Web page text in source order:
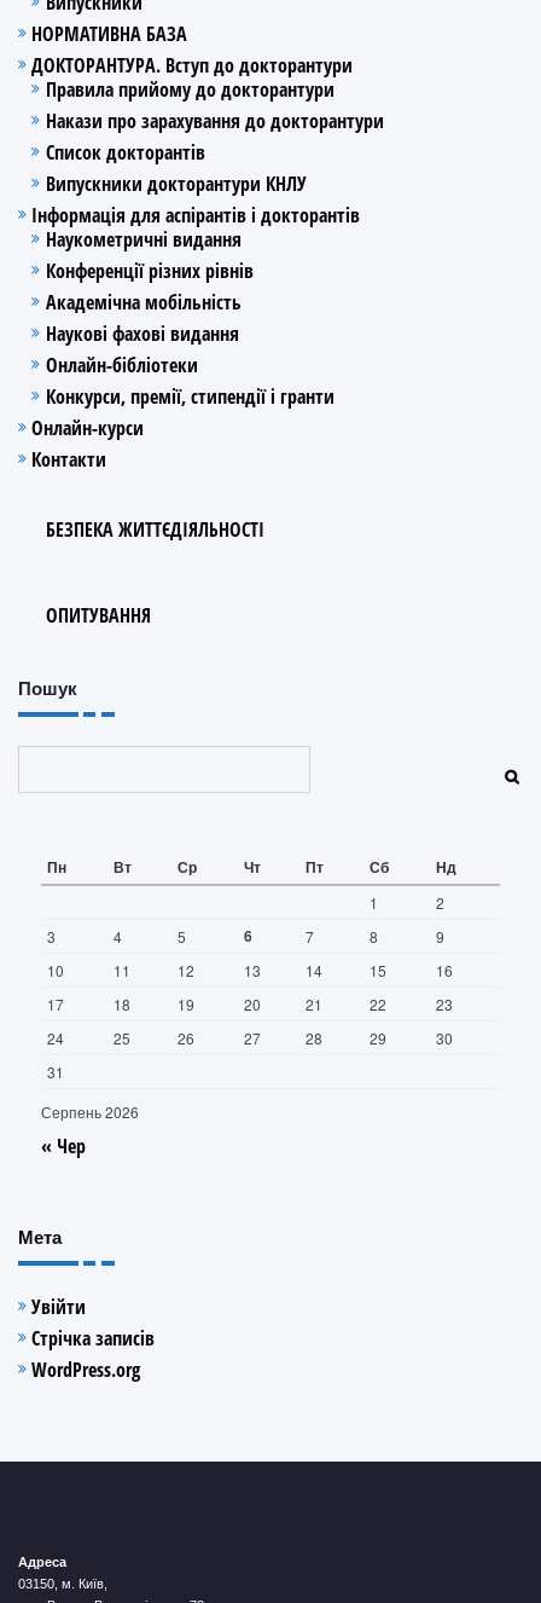
НОРМАТИВНА БАЗА
ДОКТОРАНТУРА. Вступ до докторантури
Правила прийому до докторантури
Накази про зарахування до докторантури
Список докторантів
Випускники докторантури КНЛУ
Інформація для аспірантів і докторантів
Наукометричні видання
Конференції різних рівнів
Академічна мобільність
Наукові фахові видання
Онлайн-бібліотеки
Конкурси, премії, стипендії і гранти
Онлайн-курси
Контакти
БЕЗПЕКА ЖИТТЄДІЯЛЬНОСТІ
ОПИТУВАННЯ
Пошук
Серпень 2026
Пн Вт Ср Чт Пт Сб Нд
1
2
3
4 5 6 7 8
9
10
11 12 13 14 15
16
17
18 19 20 21 22
23
24
25 26 27 28 29
30
31
« Чер
Мета
Увійти
Стрічка записів
WordPress.org
Адреса
03150, м. Київ,